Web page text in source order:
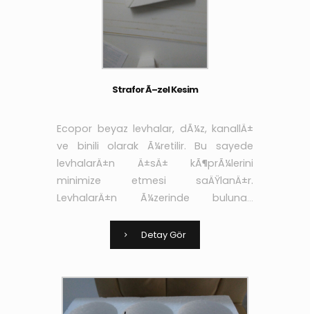
Strafor Ã–zel Kesim
Ecopor beyaz levhalar, dÃ¼z, kanallÄ±
ve binili olarak Ã¼retilir. Bu sayede
levhalarÄ±n Ä±sÄ± kÃ¶prÃ¼lerini
minimize etmesi saÄŸlanÄ±r.
LevhalarÄ±n Ã¼zerinde bulunan
yapÄ±ÅŸtÄ±rÄ±cÄ± ve sÄ±vanÄ±n
aderans niteliÄŸi arttÄ±rÄ±larak yÃ¼k
Detay Gör